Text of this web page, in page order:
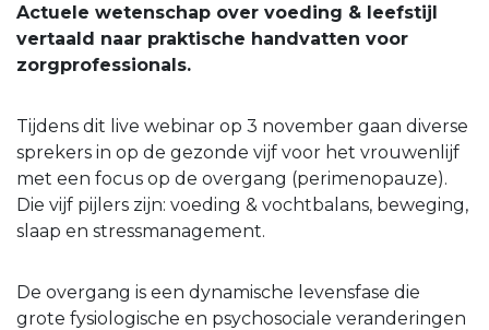
Actuele wetenschap over voeding & leefstijl
vertaald naar praktische handvatten voor
zorgprofessionals.
Tijdens dit live webinar op 3 november gaan diverse
sprekers in op de gezonde vijf voor het vrouwenlijf
met een focus op de overgang (perimenopauze).
Die vijf pijlers zijn: voeding & vochtbalans, beweging,
slaap en stressmanagement.
De overgang is een dynamische levensfase die
grote fysiologische en psychosociale veranderingen